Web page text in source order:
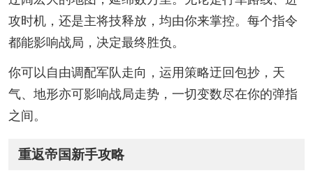
攻时机，还是主将技释放，均由你来掌控。每个指令
都能影响战局，决定最终胜负。
你可以自由调配军队走向，运用策略迂回包抄，天
气、地形亦可影响战局走势，一切变数尽在你的弹指
之间。
重返帝国新手攻略